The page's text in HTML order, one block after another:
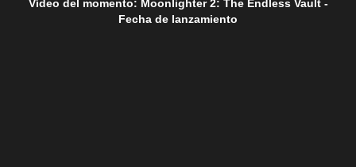
Vídeo del momento: Moonlighter 2: The Endless Vault -
Fecha de lanzamiento